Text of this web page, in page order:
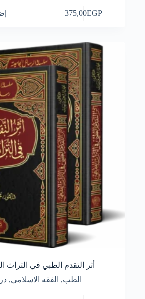
375,00EGP
أثر التقدم الطبي في التراث
الطب, الفقه الاسلامي,